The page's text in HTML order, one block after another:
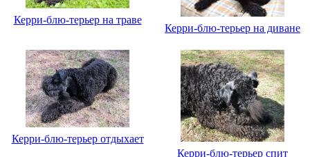
Керри-блю-терьер на траве
Керри-блю-терьер на диване
Керри-блю-терьер отдыхает
Керри-блю-терьер спит